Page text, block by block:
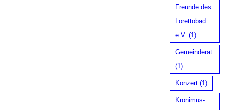
Freunde des
Lorettobad
e.V. (1)
Gemeinderat
(1)
Konzert(1)
Kronimus-